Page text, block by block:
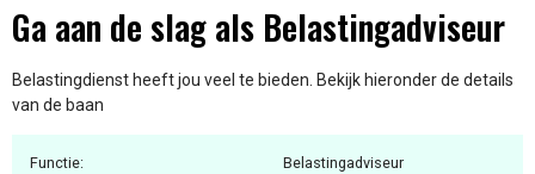
Ga aan de slag als Belastingadviseur
Belastingdienst heeft jou veel te bieden. Bekijk hieronder de details
van de baan
Functie: Belastingadviseur